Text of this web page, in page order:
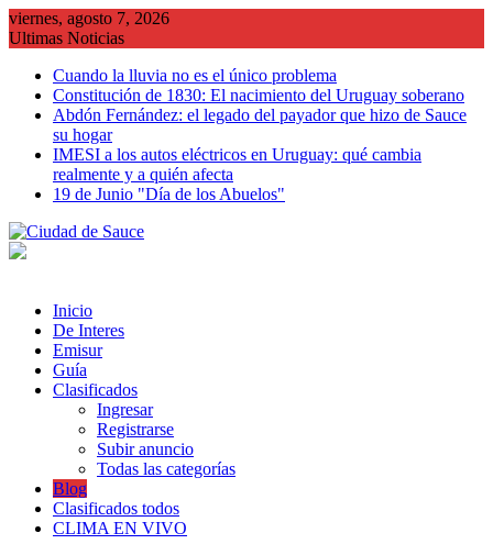
Saltar
al
viernes, agosto 7, 2026
Ultimas Noticias
Cuando la lluvia no es el único problema
Constitución de 1830: El nacimiento del Uruguay soberano
Abdón Fernández: el legado del payador que hizo de Sauce
su hogar
IMESI a los autos eléctricos en Uruguay: qué cambia
realmente y a quién afecta
19 de Junio "Día de los Abuelos"
Inicio
De Interes
Emisur
Guía
Clasificados
Ingresar
Registrarse
Subir anuncio
Todas las categorías
Blog
Clasificados todos
CLIMA EN VIVO